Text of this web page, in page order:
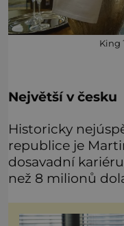
Největší v česku
Historicky
republice je
dosavadní
než 8 milionů